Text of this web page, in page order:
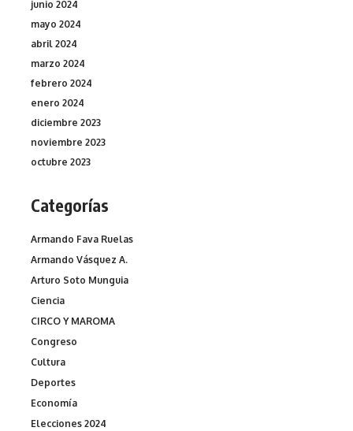
junio 2024
mayo 2024
abril 2024
marzo 2024
febrero 2024
enero 2024
diciembre 2023
noviembre 2023
octubre 2023
Categorías
Armando Fava Ruelas
Armando Vásquez A.
Arturo Soto Munguia
Ciencia
CIRCO Y MAROMA
Congreso
Cultura
Deportes
Economía
Elecciones 2024